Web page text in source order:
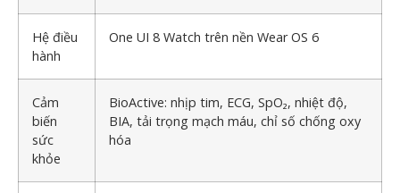
Hệ điều
hành
One UI 8 Watch trên nền Wear OS 6
Cảm
biến
sức
khỏe
BioActive: nhịp tim, ECG, SpO₂, nhiệt độ,
BIA, tải trọng mạch máu, chỉ số chống oxy
hóa